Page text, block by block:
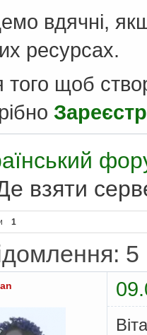
вдячні,
ресурсах.
того щоб
взяти
1
5